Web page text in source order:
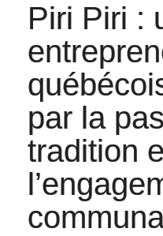
Piri Piri :
par la
tradition